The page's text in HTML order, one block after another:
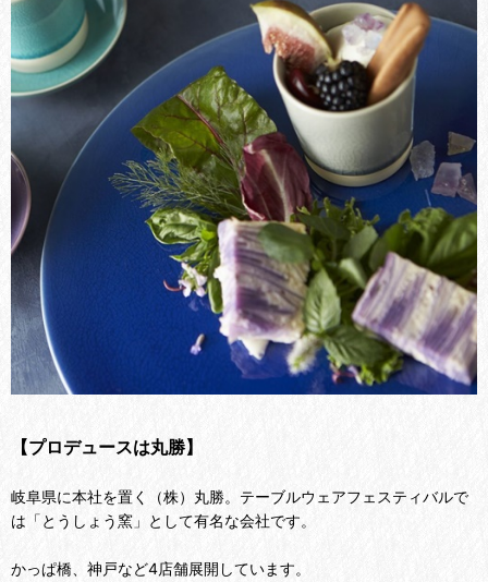
【プロデュースは丸勝】
岐阜県に本社を置く（株）丸勝。テーブルウェアフェスティバルで
は「とうしょう窯」として有名な会社です。
かっぱ橋、神戸など4店舗展開しています。